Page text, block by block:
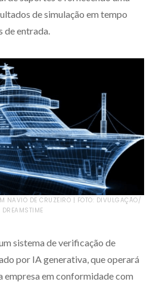
de simulação em tempo
de entrada.
NAVIO DE CRUZEIRO | FOTO: DIVULGAÇÃO/
DREAMSTIME
sistema de verificação de
por IA generativa, que operará
empresa em conformidade com